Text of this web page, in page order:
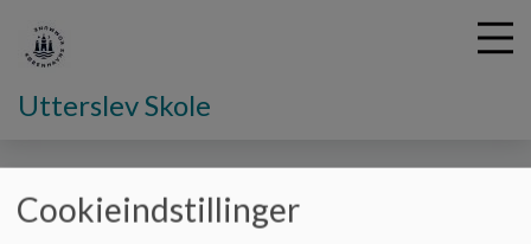
Utterslev Skole
Om KKFOen Se film om UFOen
Cookieindstillinger